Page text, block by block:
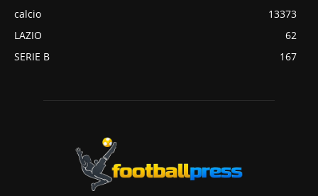
calcio
13373
LAZIO
62
SERIE B
167